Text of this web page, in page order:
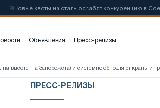
квоты на сталь ослабят конкуренцию в
Объявления Пресс-релизы
на высоте: на Запорожстали системно обновляют краны и
ПРЕСС-РЕЛИЗЫ